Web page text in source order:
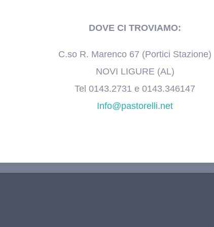
DOVE CI TROVIAMO:
C.so R. Marenco 67 (Portici Stazione)
NOVI LIGURE (AL)
Tel 0143.2731 e 0143.346147
Info@pastorelli.net